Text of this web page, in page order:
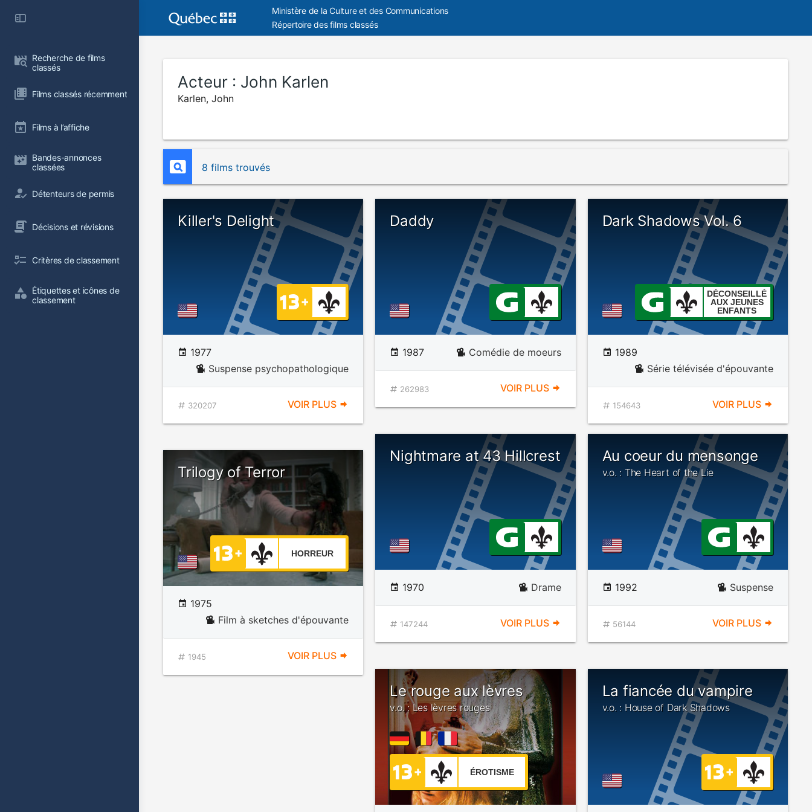
Recherche de films
classés
Films classés récemment
Films à l’affiche
Bandes-annonces
classées
Détenteurs de permis
Décisions et révisions
Critères de classement
Étiquettes et icônes de
classement
Ministère de la Culture et des Communications
Répertoire des films classés
Acteur : John Karlen
Karlen, John
8 films trouvés
Killer's Delight
1977
Suspense psychopathologique
320207 VOIR PLUS
Daddy
1987 Comédie de moeurs
262983 VOIR PLUS
Dark Shadows Vol. 6
DÉCONSEILLÉ
AUX JEUNES
ENFANTS
1989
Série télévisée d'épouvante
154643 VOIR PLUS
Nightmare at 43 Hillcrest
1970 Drame
147244 VOIR PLUS
Au coeur du mensonge
v.o. : The Heart of the Lie
1992 Suspense
56144 VOIR PLUS
Trilogy of Terror
HORREUR
1975
Film à sketches d'épouvante
1945 VOIR PLUS
Le rouge aux lèvres
v.o. : Les lèvres rouges
ÉROTISME
La fiancée du vampire
v.o. : House of Dark Shadows